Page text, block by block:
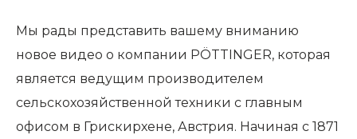
Мы рады представить вашему вниманию
новое видео о компании PÖTTINGER, которая
является ведущим производителем
сельскохозяйственной техники с главным
офисом в Грискирхене, Австрия. Начиная с 1871